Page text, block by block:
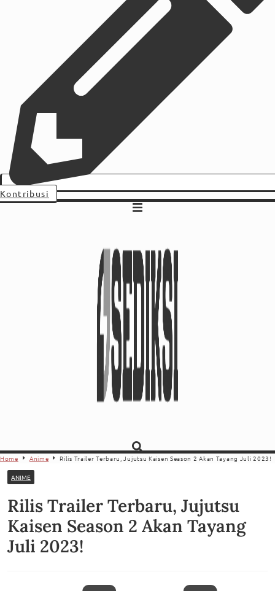
Kontribusi
Home Anime Rilis Trailer Terbaru, Jujutsu Kaisen Season 2 Akan Tayang Juli 2023!
ANIME
Rilis Trailer Terbaru, Jujutsu
Kaisen Season 2 Akan Tayang
Juli 2023!